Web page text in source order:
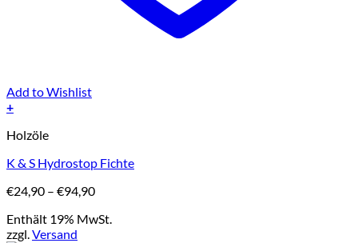
Add to Wishlist
+
Produkt
mehrere
auf.
Die
Optionen
Holzöle
K & S Hydrostop Fichte
€24,90 – €94,90Preisspanne:
bis
Enthält 19% MwSt.
zzgl.Versand